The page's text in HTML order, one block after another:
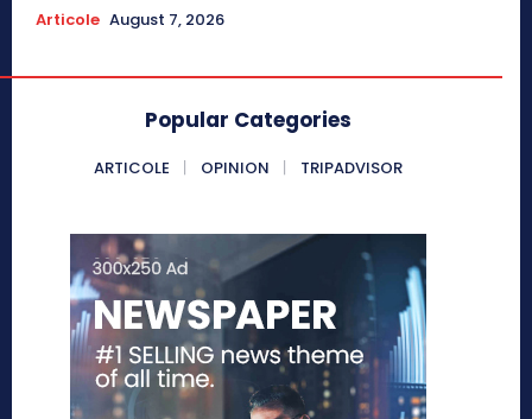
Articole August 7, 2026
Popular Categories
ARTICOLE OPINION TRIPADVISOR